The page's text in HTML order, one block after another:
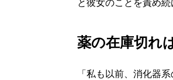
と彼女のことを責め続
薬の在庫切れ
「私も以前、消化器